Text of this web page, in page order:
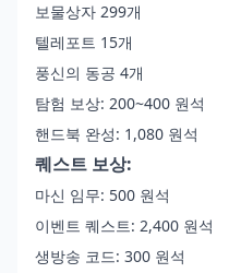
보물상자 299개
텔레포트 15개
풍신의 동공 4개
탐험 보상: 200~400 원석
핸드북 완성: 1,080 원석
퀘스트 보상:
마신 임무: 500 원석
이벤트 퀘스트: 2,400 원석
생방송 코드: 300 원석